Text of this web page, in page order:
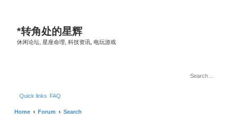
*转角处的星辉
休闲论坛, 星座命理, 科技资讯, 电玩游戏
Quick links FAQ
Home Forum Search